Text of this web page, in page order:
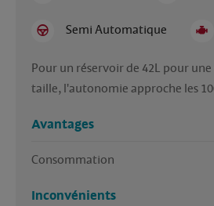
Semi Automatique
Pour un réservoir de 42L pour
taille, l'autonomie approche les
Avantages
Consommation
Inconvénients